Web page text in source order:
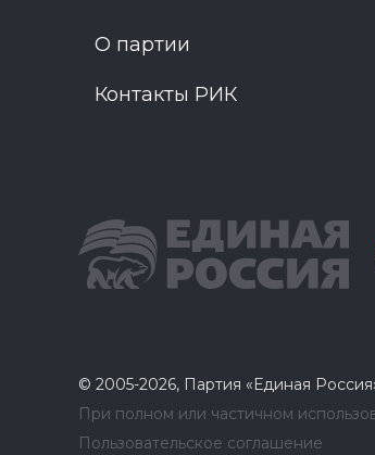
О партии
Контакты РИК
© 2005-2026, Партия «Единая
При полном или частичном
Пользовательское соглашение